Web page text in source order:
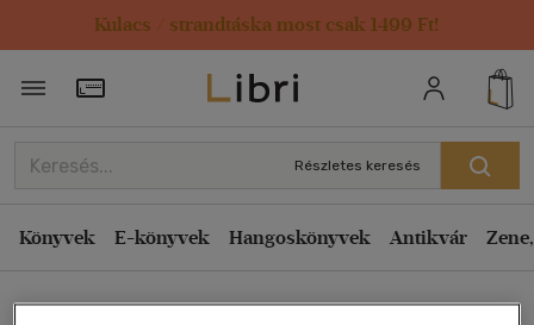
Kulacs / strandtáska most csak 1499 Ft!
Törzsvásárlói Kártya adatai
Részletes keresés
Könyvek E-könyvek Hangoskönyvek Antikvár
Rendezés
Kiadás éve szerint csökkenő
Ár szerint csökkenő
Eladott darabszám szerint csökkenő